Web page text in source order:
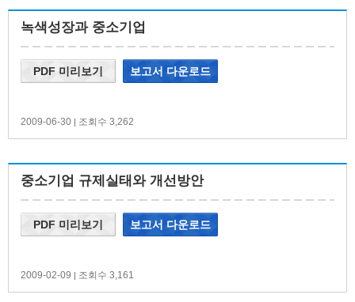
녹색성장과 중소기업
2009-06-30 | 조회수 3,262
PDF 미리보기 보고서 다운로드
중소기업 규제실태와 개선방안
2009-02-09 | 조회수 3,161
PDF 미리보기 보고서 다운로드